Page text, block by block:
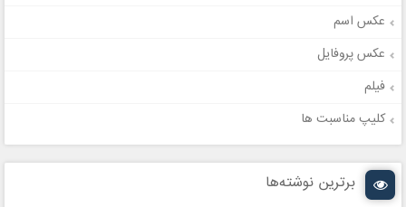
عکس اسم
عکس پروفایل
فیلم
کلیپ مناسبت ها
برترین نوشته‌ها